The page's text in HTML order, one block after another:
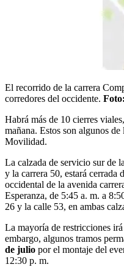
El recorrido de la carrera
corredores del occidente.
Habrá más de 10 cierres
mañana. Estos son algunos
Movilidad.
La calzada de servicio sur de
y la carrera 50, estará cerrada
occidental de la avenida
Esperanza, de 5:45 a. m. a
26 y la calle 53, en ambas
La mayoría de restricciones
embargo, algunos tramos
de julio por el montaje del
12:30 p. m.